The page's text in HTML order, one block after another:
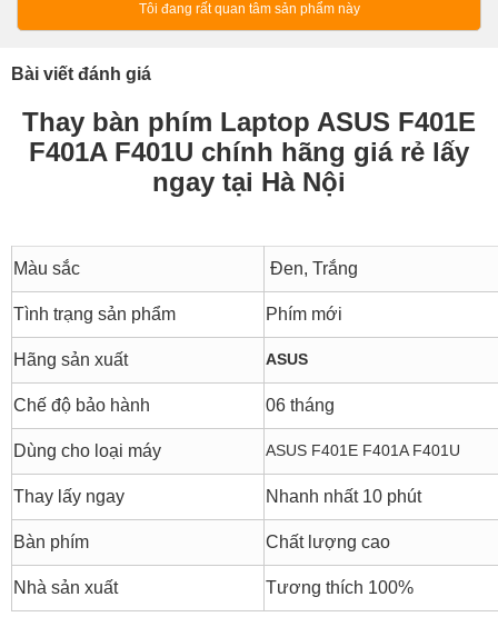
Tôi đang rất quan tâm sản phẩm này
Bài viết đánh giá
Thay bàn phím Laptop ASUS F401E
F401A F401U chính hãng giá rẻ lấy
ngay tại Hà Nội
Màu sắc Đen, Trắng
Tình trạng sản phẩm Phím mới
Hãng sản xuất ASUS
Chế độ bảo hành 06 tháng
Dùng cho loại máy ASUS F401E F401A F401U
Thay lấy ngay Nhanh nhất 10 phút
Bàn phím Chất lượng cao
Nhà sản xuất Tương thích 100%